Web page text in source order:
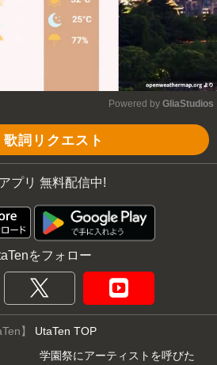
Powered by GliaStudios
歌詞リクエスト
プリ 無料配信中!
をフォロー
】 UtaTen TOP
学園祭にアーティストを呼びた